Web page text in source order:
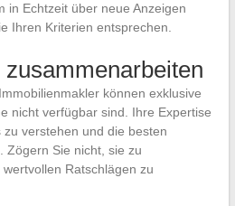
in Echtzeit über neue Anzeigen
Ihren Kriterien entsprechen.
können exklusive
nicht verfügbar sind. Ihre Expertise
verstehen und die besten
Zögern Sie nicht, sie zu
Ratschlägen zu